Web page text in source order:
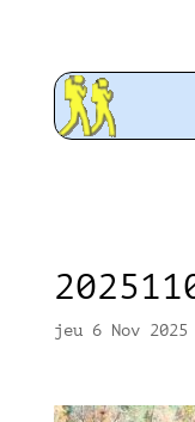
jeu 6 Nov 2025